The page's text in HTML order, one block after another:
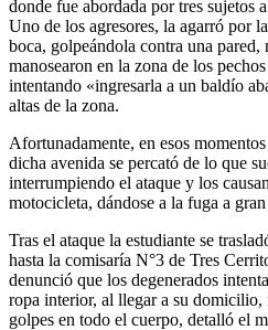
donde fue abordada por tres sujetos
Uno de los agresores, la agarró por
boca, golpeándola contra una pared,
manosearon en la zona de los
intentando «ingresarla a un baldío
altas de la zona.
Afortunadamente, en esos
dicha avenida se percató de lo que
interrumpiendo el ataque y los
motocicleta, dándose a la fuga a
Tras el ataque la estudiante se
hasta la comisaría N°3 de Tres
denunció que los degenerados
ropa interior, al llegar a su domicilio,
golpes en todo el cuerpo, detalló el